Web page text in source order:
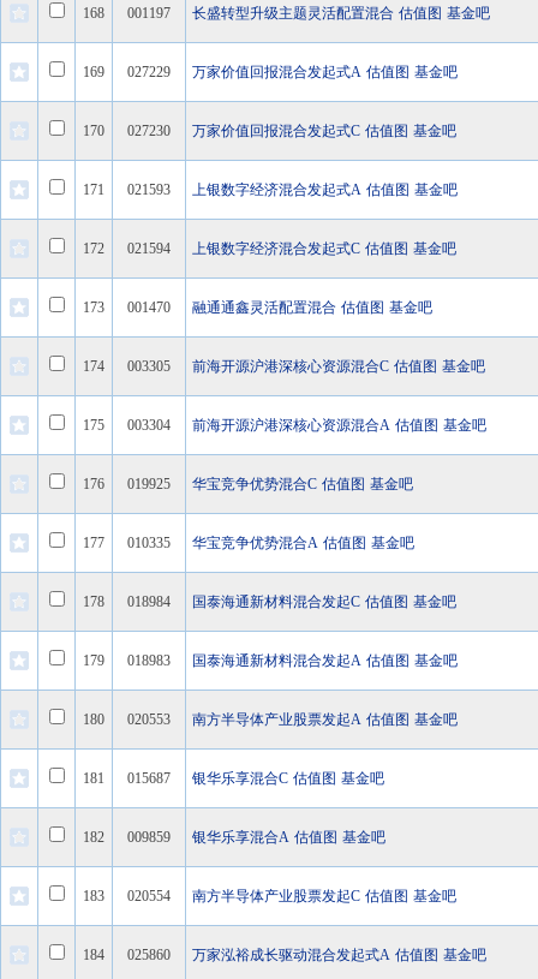
168 001197 长盛转型升级主题灵活配置混合 估值图 基金吧
169 027229 万家价值回报混合发起式A 估值图 基金吧
170 027230 万家价值回报混合发起式C 估值图 基金吧
171 021593 上银数字经济混合发起式A 估值图 基金吧
172 021594 上银数字经济混合发起式C 估值图 基金吧
173 001470 融通通鑫灵活配置混合 估值图 基金吧
174 003305 前海开源沪港深核心资源混合C 估值图 基金吧
175 003304 前海开源沪港深核心资源混合A 估值图 基金吧
176 019925 华宝竞争优势混合C 估值图 基金吧
177 010335 华宝竞争优势混合A 估值图 基金吧
178 018984 国泰海通新材料混合发起C 估值图 基金吧
179 018983 国泰海通新材料混合发起A 估值图 基金吧
180 020553 南方半导体产业股票发起A 估值图 基金吧
181 015687 银华乐享混合C 估值图 基金吧
182 009859 银华乐享混合A 估值图 基金吧
183 020554 南方半导体产业股票发起C 估值图 基金吧
184 025860 万家泓裕成长驱动混合发起式A 估值图 基金吧